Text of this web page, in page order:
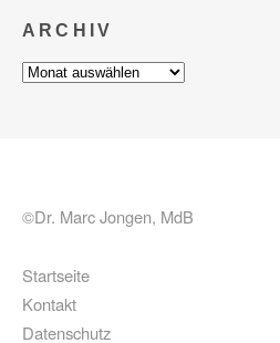
ARCHIV
Archiv
©Dr. Marc Jongen, MdB
Startseite
Kontakt
Datenschutz